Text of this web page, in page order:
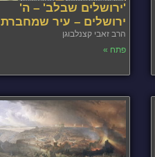
'ירושלים שבלב' – ה'
ירושלים – עיר שמחברת
הרב זאבי קצנלבוגן
פתח »